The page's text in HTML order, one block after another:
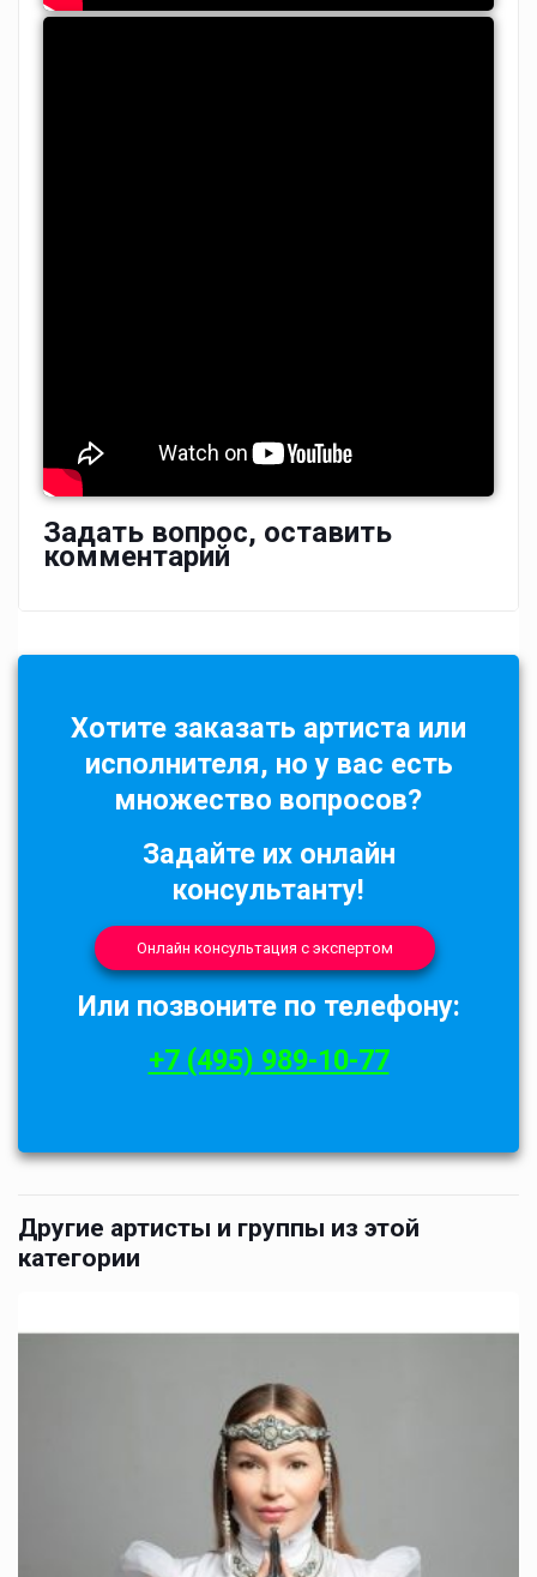
Задать вопрос, оставить
комментарий
Хотите заказать артиста или
исполнителя, но у вас есть
множество вопросов?
Задайте их онлайн
консультанту!
Онлайн консультация с экспертом
Или позвоните по телефону:
+7 (495) 989-10-77
Другие артисты и группы из этой
категории